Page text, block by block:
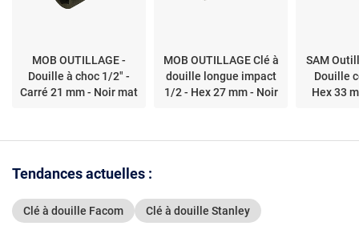
MOB OUTILLAGE -
Douille à choc 1/2" -
Carré 21 mm - Noir mat
MOB OUTILLAGE Clé à
douille longue impact
1/2 - Hex 27 mm - Noir
SAM
Douille
Hex 33
Tendances actuelles :
Clé à douille Facom Clé à douille Stanley